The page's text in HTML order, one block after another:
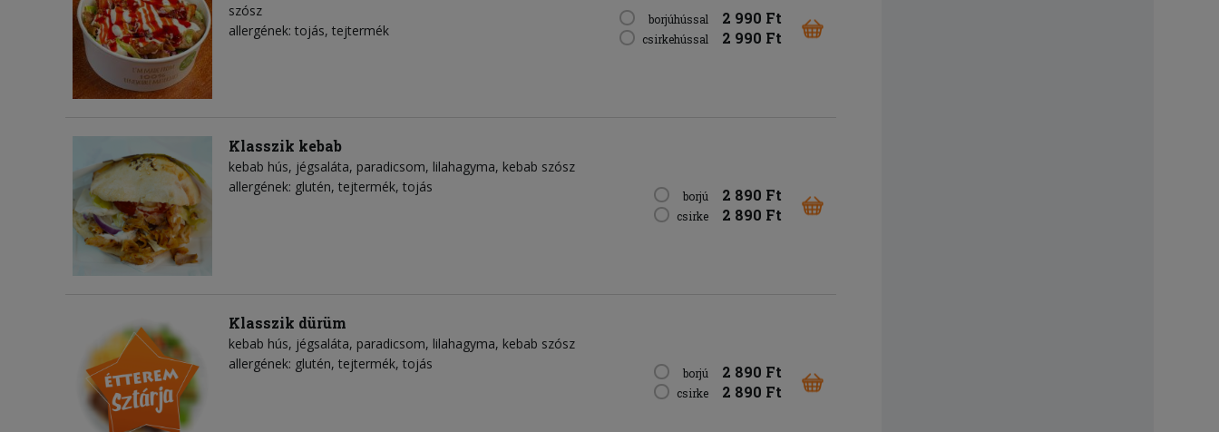
szósz
allergének: tojás, tejtermék
borjúhússal 2 990 Ft
csirkehússal 2 990 Ft
Klasszik kebab
kebab hús jégsaláta paradicsom lilahagyma kebab szósz
allergének: glutén, tejtermék, tojás
borjú 2 890 Ft
csirke 2 890 Ft
Klasszik dürüm
kebab hús jégsaláta paradicsom lilahagyma kebab szósz
allergének: glutén, tejtermék, tojás
borjú 2 890 Ft
csirke 2 890 Ft